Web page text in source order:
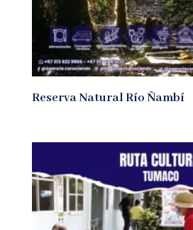
Reserva Natural Río Ñambí